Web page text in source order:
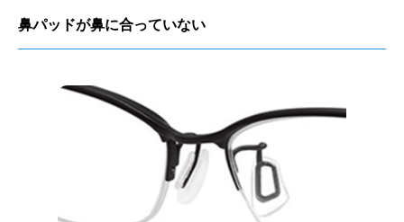
鼻パッドが鼻に合っていない